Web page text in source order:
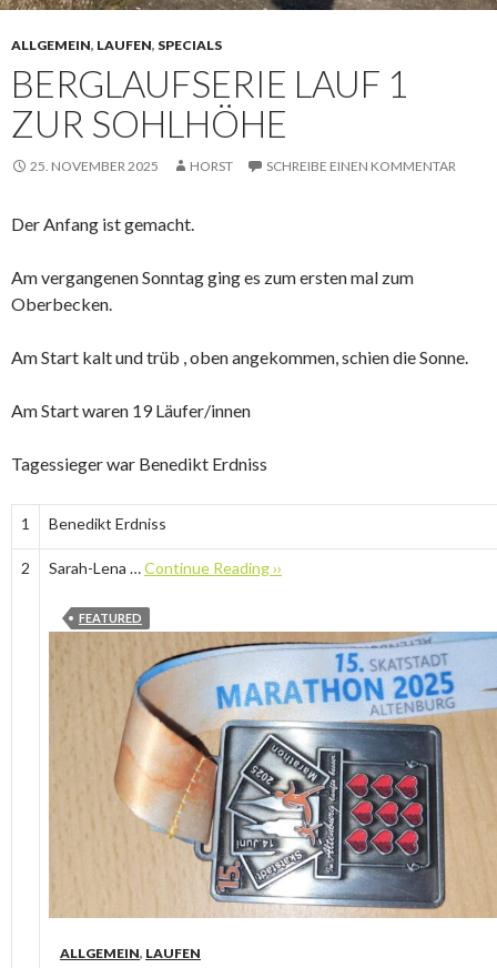
ALLGEMEIN, LAUFEN, SPECIALS
BERGLAUFSERIE LAUF 1
ZUR SOHLHÖHE
25. NOVEMBER 2025 HORST SCHREIBE EINEN KOMMENTAR
Der Anfang ist gemacht.
Am vergangenen Sonntag ging es zum ersten mal zum
Oberbecken.
Am Start kalt und trüb , oben angekommen, schien die Sonne.
Am Start waren 19 Läufer/innen
Tagessieger war Benedikt Erdniss
1 Benedikt Erdniss
2 Sarah-Lena …Continue Reading ››
FEATURED
ALLGEMEIN, LAUFEN